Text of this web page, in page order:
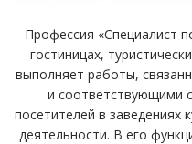
Профессия «Специалист
гостиницах,
выполняет работы,
и соответствующими
посетителей в заведениях
деятельности. В его